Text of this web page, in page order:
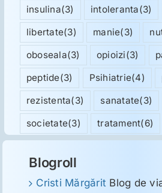
insulina(3) intoleranta(3)
libertate(3) manie(3)
oboseala(3) opioizi(3)
peptide(3) Psihiatrie(4)
rezistenta(3) sanatate(3)
societate(3) tratament(6)
Blogroll
Cristi Mărgărit Blog de